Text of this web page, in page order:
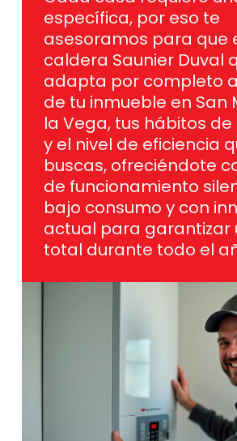
asesoramos para que
caldera Saunier Duval
adapta por completo
de tu inmueble en San
la Vega, tus hábitos
y el nivel de eficiencia
buscas, ofreciéndote
de funcionamiento
bajo consumo y con
actual para garantizar
total durante todo el